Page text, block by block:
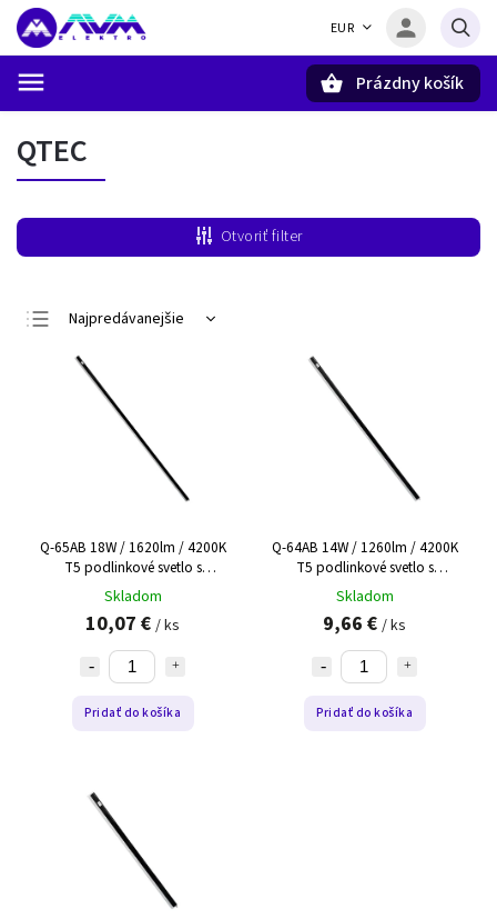
EUR
Prázdny košík
QTEC
Otvoriť filter
Najpredávanejšie
Najlacnejšie
Najdrahšie
Abecedne
Q-65AB 18W / 1620lm / 4200K
T5 podlinkové svetlo s
vypínačom a konektorom -
čierne QTEC 120cm
Skladom
10,07 € / ks
Pridať do košíka
Q-64AB 14W / 1260lm / 4200K
T5 podlinkové svetlo s
vypínačom a konektorom -
čierne QTEC 90cm
Skladom
9,66 € / ks
Pridať do košíka